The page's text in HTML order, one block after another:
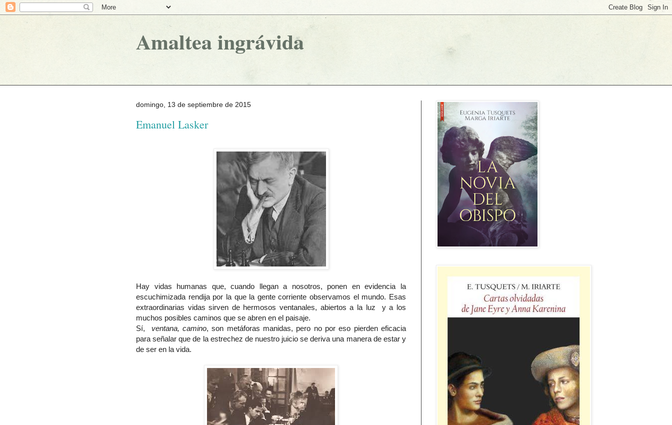
Amaltea ingrávida
domingo, 13 de septiembre de 2015
Emanuel Lasker
Hay vidas humanas que, cuando llegan a nosotros, ponen en evidencia la
escuchimizada rendija por la que la gente corriente observamos el mundo. Esas
extraordinarias vidas sirven de hermosos ventanales, abiertos a la luz y a los
muchos posibles caminos que se abren en el paisaje.
Sí,
ventana, camino, son metáforas manidas, pero no por eso pierden eficacia
para señalar que de la estrechez de nuestro juicio se deriva una manera de estar y
de ser en la vida.